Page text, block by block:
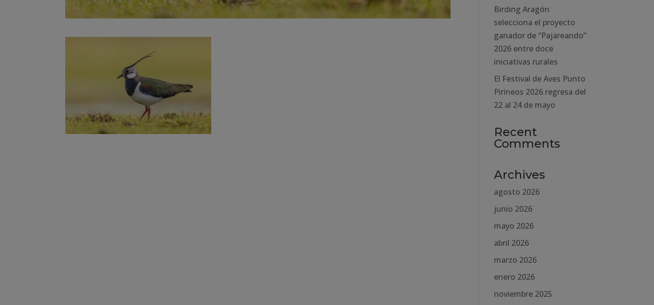
Birding Aragón
selecciona el proyecto
ganador de “Pajareando”
2026 entre doce
iniciativas rurales
El Festival de Aves Punto
Pirineos 2026 regresa del
22 al 24 de mayo
Recent
Comments
Archives
agosto 2026
junio 2026
mayo 2026
abril 2026
marzo 2026
enero 2026
noviembre 2025